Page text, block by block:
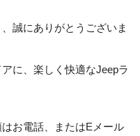
誠にありがとうございま
に、楽しく快適なJeepラ
お電話、またはEメール